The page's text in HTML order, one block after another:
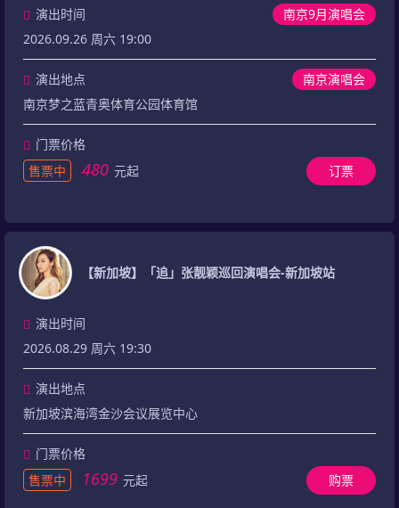
南京9月演唱会
演出时间
2026.09.26 周六 19:00
演出地点
南京演唱会
南京梦之蓝青奥体育公园体育馆
门票价格
售票中
480 元起 订票
【新加坡】「追」张靓颖巡回演唱会-新加坡站
演出时间
2026.08.29 周六 19:30
演出地点
新加坡滨海湾金沙会议展览中心
门票价格
售票中
1699 元起 购票